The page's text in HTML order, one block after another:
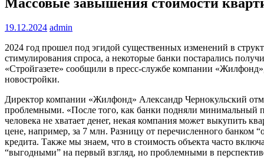
19.12.2024 admin
2024 год прошел под эгидой существенных изменений в
стимулирования спроса, а некоторые банки постарались
«Стройгазете» сообщили в пресс-службе компании
новостройки.
Директор компании «Жилфонд» Александр Чернокульский
проблемными. «После того, как банки подняли минимальный
человека не хватает денег, некая компания может выкупить
цене, например, за 7 млн. Разницу от перечисленного банком
кредита. Также мы знаем, что в стоимость объекта часто
“выгодными” на первый взгляд, но проблемными в